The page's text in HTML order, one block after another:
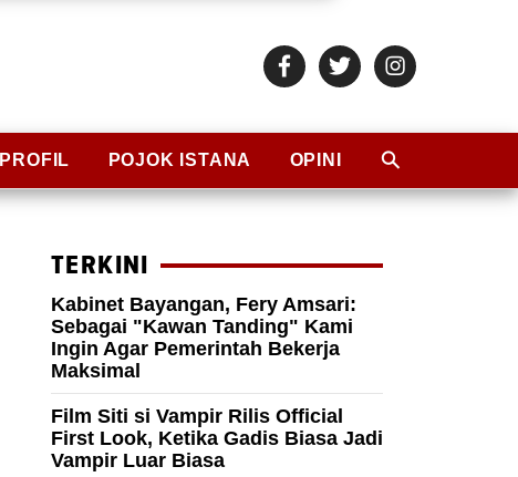
PROFIL POJOK ISTANA OPINI
TERKINI
Kabinet Bayangan, Fery Amsari:
Sebagai "Kawan Tanding" Kami
Ingin Agar Pemerintah Bekerja
Maksimal
Film Siti si Vampir Rilis Official
First Look, Ketika Gadis Biasa Jadi
Vampir Luar Biasa